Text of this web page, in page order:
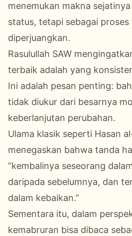
menemukan makna
status, tetapi sebagai
diperjuangkan.
Rasulullah SAW
terbaik adalah yang
Ini adalah pesan penting:
tidak diukur dari besarnya
keberlanjutan perubahan.
Ulama klasik seperti Hasan
menegaskan bahwa tanda
“kembalinya seseorang
daripada sebelumnya, dan
dalam kebaikan.”
Sementara itu, dalam
kemabruran bisa dibaca